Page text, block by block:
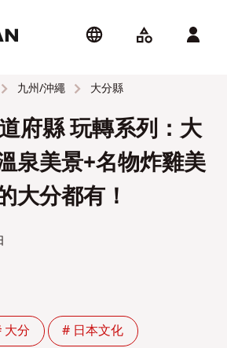
九州/沖繩 大分縣
府縣 玩轉系列：大
泉美景+名物炸雞美
大分都有！
大分 # 日本文化